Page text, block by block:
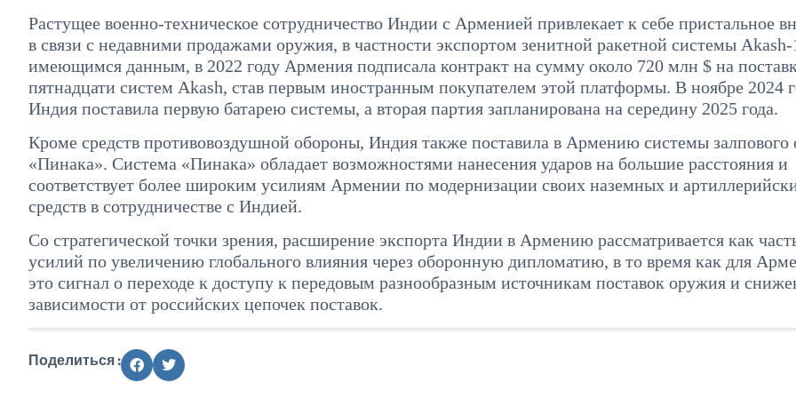
Растущее военно-техническое сотрудничество Индии с Арменией привлекает к себе пристальное
в связи с недавними продажами оружия, в частности экспортом зенитной ракетной системы
имеющимся данным, в 2022 году Армения подписала контракт на сумму около 720 млн $ на
пятнадцати систем Akash, став первым иностранным покупателем этой платформы. В ноябре 2024
Индия поставила первую батарею системы, а вторая партия запланирована на середину 2025 года.
Кроме средств противовоздушной обороны, Индия также поставила в Армению системы залпового
«Пинака». Система «Пинака» обладает возможностями нанесения ударов на большие расстояния и
соответствует более широким усилиям Армении по модернизации своих наземных и
средств в сотрудничестве с Индией.
Со стратегической точки зрения, расширение экспорта Индии в Армению рассматривается как
усилий по увеличению глобального влияния через оборонную дипломатию, в то время как для
это сигнал о переходе к доступу к передовым разнообразным источникам поставок оружия и
зависимости от российских цепочек поставок.
Поделиться :